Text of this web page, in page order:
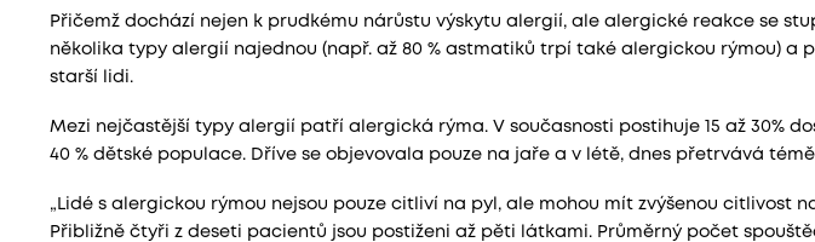
Přičemž dochází nejen k prudkému nárůstu výskytu alergií, ale alergické reakce se
několika typy alergií najednou (např. až 80 % astmatiků trpí také alergickou rýmou) a
starší lidi.
Mezi nejčastější typy alergií patří alergická rýma. V současnosti postihuje 15 až 30%
40 % dětské populace. Dříve se objevovala pouze na jaře a v létě, dnes přetrvává
„Lidé s alergickou rýmou nejsou pouze citliví na pyl, ale mohou mít zvýšenou citlivost
Přibližně čtyři z deseti pacientů jsou postiženi až pěti látkami. Průměrný počet